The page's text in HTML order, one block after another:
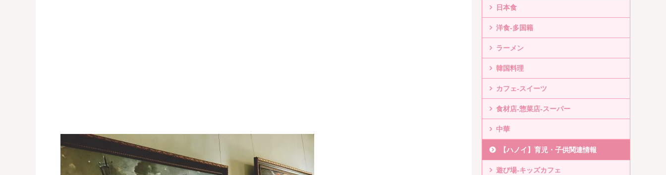
日本食
洋食-多国籍
ラーメン
韓国料理
カフェ-スイーツ
食材店-惣菜店-スーパー
中華
【ハノイ】育児・子供関連情報
遊び場-キッズカフェ